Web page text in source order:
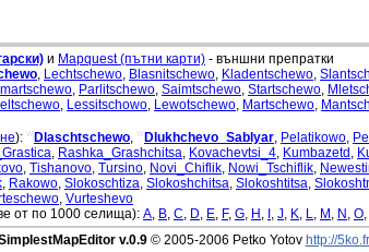
и Mapquest (пътни карти) - външни препратки
, Lechtschewo, Blasnitschewo, Kladentschewo,
, Parlitschewo, Saimtschewo, Startschewo,
, Lessitschowo, Lewotschewo, Martschewo,
): w Dlaschtschewo, w Dlukhchevo_Sablyar, Pelatikowo,
, Rashka_Grashchitsa, Kovachevtsi_4, Kumbazetd ,
, Tishanovo, Tursino, Novi_Chiflik, Nowi_Tschiflik,
, Rakowo, Slokoschtiza, Slokoshchitsa, Slokoshtitsa,
, Vurteshevo
от по 1000 селища): A, B, C, D, E, F, G, H , , J, K, L, M , N , O,
v.0.9© 2005-2006 Petko Yotov http://